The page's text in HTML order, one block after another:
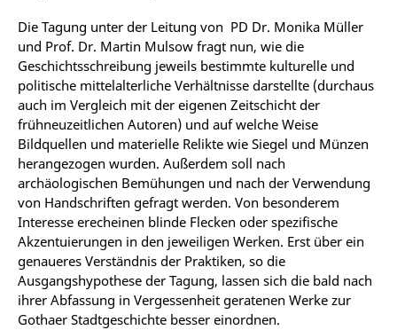
Die Tagung unter der Leitung von PD Dr. Monika Müller
und Prof. Dr. Martin Mulsow fragt nun, wie die
Geschichtsschreibung jeweils bestimmte kulturelle und
politische mittelalterliche Verhältnisse darstellte (durchaus
auch im Vergleich mit der eigenen Zeitschicht der
frühneuzeitlichen Autoren) und auf welche Weise
Bildquellen und materielle Relikte wie Siegel und Münzen
herangezogen wurden. Außerdem soll nach
archäologischen Bemühungen und nach der Verwendung
von Handschriften gefragt werden. Von besonderem
Interesse erecheinen blinde Flecken oder spezifische
Akzentuierungen in den jeweiligen Werken. Erst über ein
genaueres Verständnis der Praktiken, so die
Ausgangshypothese der Tagung, lassen sich die bald nach
ihrer Abfassung in Vergessenheit geratenen Werke zur
Gothaer Stadtgeschichte besser einordnen.